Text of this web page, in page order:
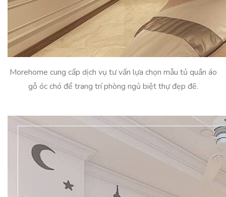
Morehome cung cấp dịch vụ tư vấn lựa chọn mẫu tủ quần áo
gỗ óc chó để trang trí phòng ngủ biệt thự đẹp đẽ.